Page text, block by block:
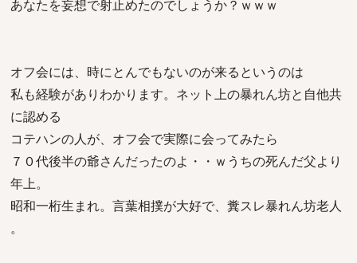
あなたを妄想で射止めたのでしょうか？ｗｗｗ
オフ会には、時にとんでもないのが来るというのは
私も経験がありわかります。ネット上の暴れん坊と自他共
に認める
コテハンの人が、オフ会で実際に会ってみたら
７０代後半の爺さんだったのよ・・ｗうちの死んだ父より
年上。
昭和一桁生まれ。言葉相撲が大好で、糞スレ暴れん坊老人
。